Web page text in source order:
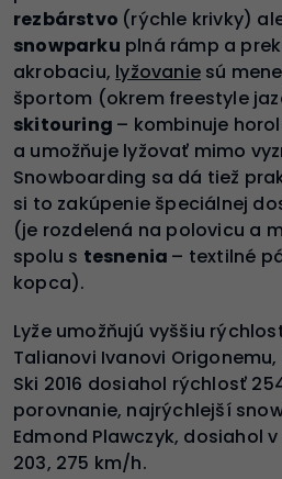
rezbárstvo (rýchle krivky)
snowparku plná rámp a
akrobaciu, lyžovanie sú
športom (okrem freestyle
skitouring – kombinuje
a umožňuje lyžovať mimo
Snowboarding sa dá tiež
si to zakúpenie špeciálnej
(je rozdelená na polovicu a
spolu s tesnenia – textilné
kopca).
Lyže umožňujú vyššiu
Talianovi Ivanovi
Ski 2016 dosiahol rýchlosť
porovnanie, najrýchlejší
Edmond Plawczyk, dosiahol
203, 275 km/h.